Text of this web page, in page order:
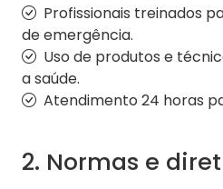
Profissionais treinados
de emergência.
Uso de produtos e
a saúde.
Atendimento 24 horas
2. Normas e